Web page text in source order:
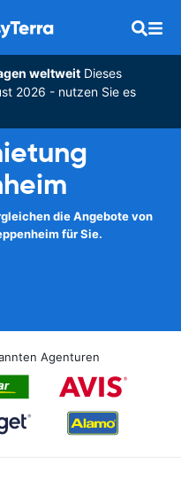
weltweitDieses
2026 - nutzen Sie es
die Angebote von
für Sie.
Agenturen